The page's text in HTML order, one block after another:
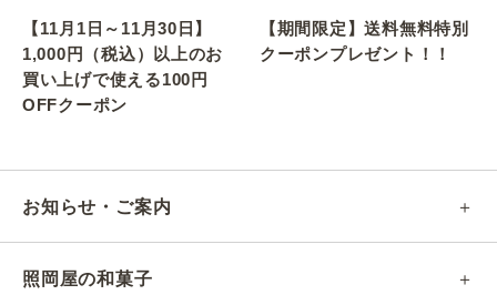
【11月1日～11月30日】
1,000円（税込）以上のお
買い上げで使える100円
OFFクーポン
【期間限定】送料無料特別
クーポンプレゼント！！
お知らせ・ご案内
照岡屋の和菓子